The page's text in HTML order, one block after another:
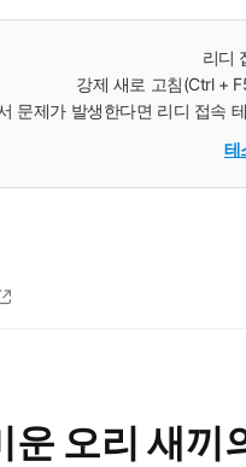
리디
강제 새로 고침(Ctrl +
문제가 발생한다면 리디 접속
테
오리 새끼